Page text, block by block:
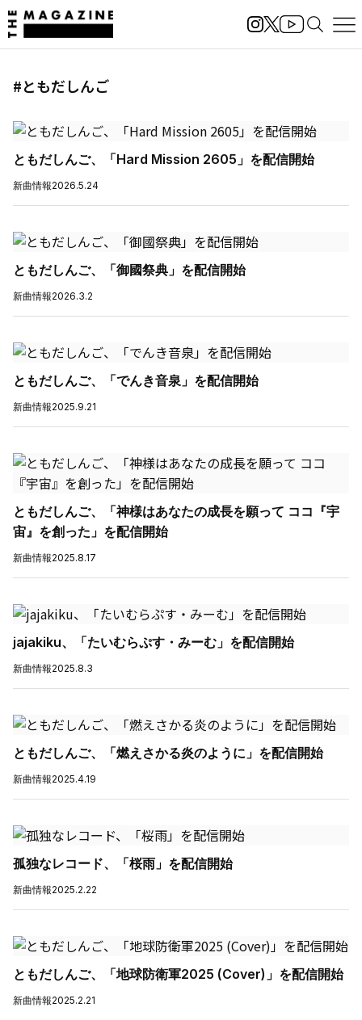
#ともだしんご
ともだしんご、「Hard Mission 2605」を配信開始
新曲情報2026.5.24
ともだしんご、「御國祭典」を配信開始
新曲情報2026.3.2
ともだしんご、「でんき音泉」を配信開始
新曲情報2025.9.21
ともだしんご、「神様はあなたの成長を願って ココ『宇
宙』を創った」を配信開始
新曲情報2025.8.17
jajakiku、「たいむらぷす・みーむ」を配信開始
新曲情報2025.8.3
ともだしんご、「燃えさかる炎のように」を配信開始
新曲情報2025.4.19
孤独なレコード、「桜雨」を配信開始
新曲情報2025.2.22
ともだしんご、「地球防衛軍2025 (Cover)」を配信開始
新曲情報2025.2.21